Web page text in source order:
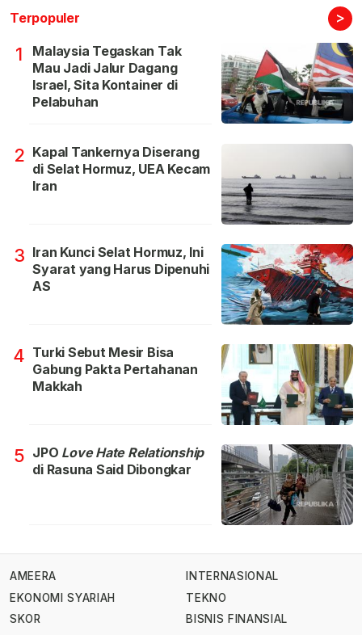
Terpopuler >
1
Malaysia Tegaskan Tak
Mau Jadi Jalur Dagang
Israel, Sita Kontainer di
Pelabuhan
2 Kapal Tankernya Diserang
di Selat Hormuz, UEA Kecam
Iran
3 Iran Kunci Selat Hormuz, Ini
Syarat yang Harus Dipenuhi
AS
4 Turki Sebut Mesir Bisa
Gabung Pakta Pertahanan
Makkah
5 JPO Love Hate Relationship
di Rasuna Said Dibongkar
AMEERA
EKONOMI SYARIAH
SKOR
INTERNASIONAL
TEKNO
BISNIS FINANSIAL